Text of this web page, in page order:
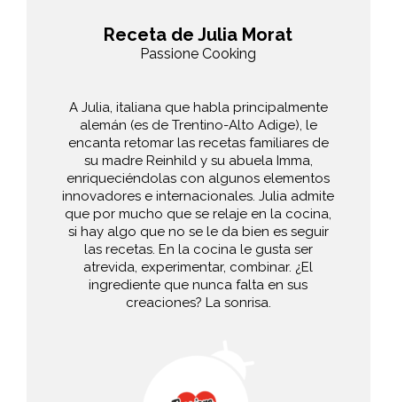
Receta de Julia Morat
Passione Cooking
A Julia, italiana que habla principalmente
alemán (es de Trentino-Alto Adige), le
encanta retomar las recetas familiares de
su madre Reinhild y su abuela Imma,
enriqueciéndolas con algunos elementos
innovadores e internacionales. Julia admite
que por mucho que se relaje en la cocina,
si hay algo que no se le da bien es seguir
las recetas. En la cocina le gusta ser
atrevida, experimentar, combinar. ¿El
ingrediente que nunca falta en sus
creaciones? La sonrisa.